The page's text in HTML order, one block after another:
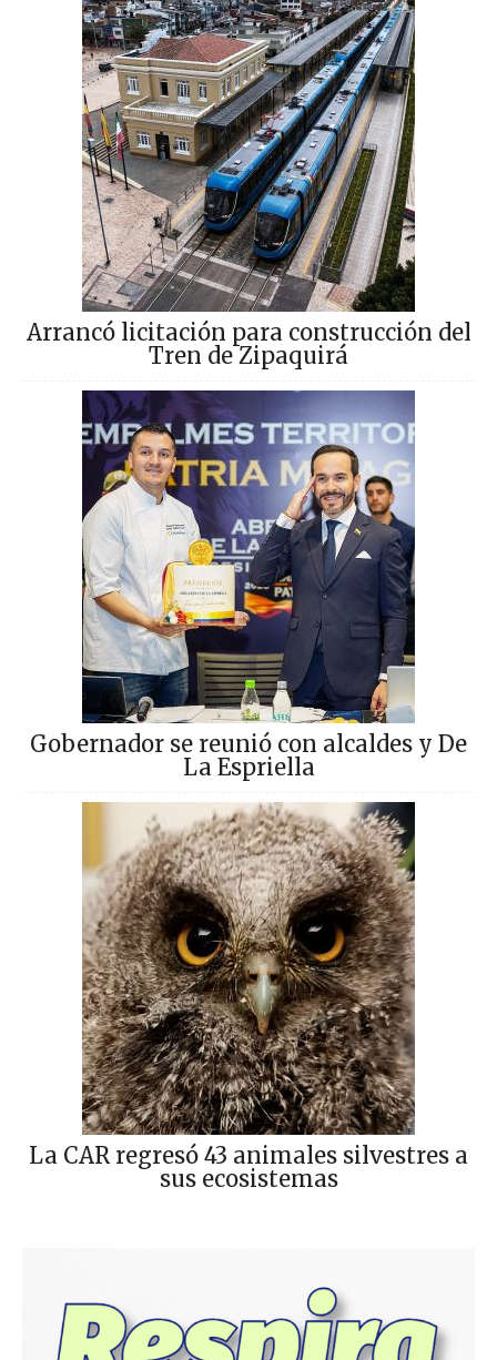
Arrancó licitación para construcción del
Tren de Zipaquirá
Gobernador se reunió con alcaldes y De
La Espriella
La CAR regresó 43 animales silvestres a
sus ecosistemas